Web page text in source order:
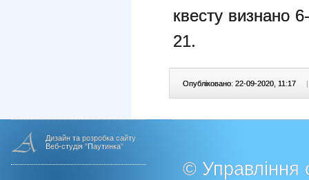
квесту визнано
21.
Опубліковано: 22-09-2020, 11:17 |
Дизайн та розробка сайту
Веб-студія "Паутинка"
© Управління